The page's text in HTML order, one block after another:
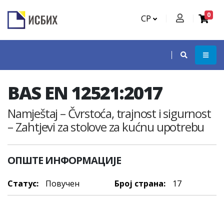
СР 0
BAS EN 12521:2017
Namještaj – Čvrstoća, trajnost i sigurnost
– Zahtjevi za stolove za kućnu upotrebu
ОПШТЕ ИНФОРМАЦИЈЕ
Статус: Повучен Број страна: 17